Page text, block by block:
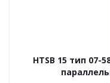
НТSB 15 тип 07-